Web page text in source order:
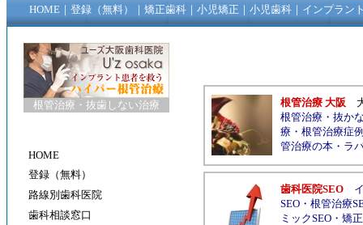
HOME ｜登録（無料） ｜矯正歯科 ｜小児矯正 ｜小児歯科 ｜ インプラン
根管治療 ・ 抜歯しない治療
HOME
登録（無料）
路線別歯科医院
歯科相談窓口
根管治療 大阪
根管治療 ・抜か
療 ・根管治療症
管治療の本 ・ ラ
歯科医院SEO
SEO ・根管治療
ミックSEO ・矯